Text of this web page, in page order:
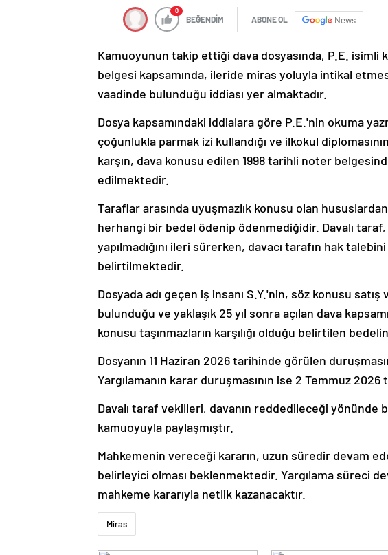
0
BEĞENDİM ABONE OL News
Kamuoyunun takip ettiği dava dosyasında, P.E. isimli
belgesi kapsamında, ileride miras yoluyla intikal
vaadinde bulunduğu iddiası yer almaktadır.
Dosya kapsamındaki iddialara göre P.E.'nin okuma
çoğunlukla parmak izi kullandığı ve ilkokul
karşın, dava konusu edilen 1998 tarihli noter
edilmektedir.
Taraflar arasında uyuşmazlık konusu olan
herhangi bir bedel ödenip ödenmediğidir. Davalı
yapılmadığını ileri sürerken, davacı tarafın hak
belirtilmektedir.
Dosyada adı geçen iş insanı S.Y.'nin, söz konusu
bulunduğu ve yaklaşık 25 yıl sonra açılan dava
konusu taşınmazların karşılığı olduğu belirtilen
Dosyanın 11 Haziran 2026 tarihinde görülen
Yargılamanın karar duruşmasının ise 2 Temmuz
Davalı taraf vekilleri, davanın reddedileceği
kamuoyuyla paylaşmıştır.
Mahkemenin vereceği kararın, uzun süredir devam
belirleyici olması beklenmektedir. Yargılama süreci
mahkeme kararıyla netlik kazanacaktır.
Miras